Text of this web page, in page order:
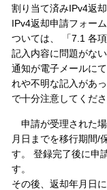
割り当て済みIPv4返
IPv4返却申請フォー
ついては、 「7.1 各
記入内容に問題がな
通知が電子メールに
れや不明な記入があ
で十分注意してくださ
申請が受理された
月日までを移行期間/
す。 登録完了後に申
す。
その後、返却年月日